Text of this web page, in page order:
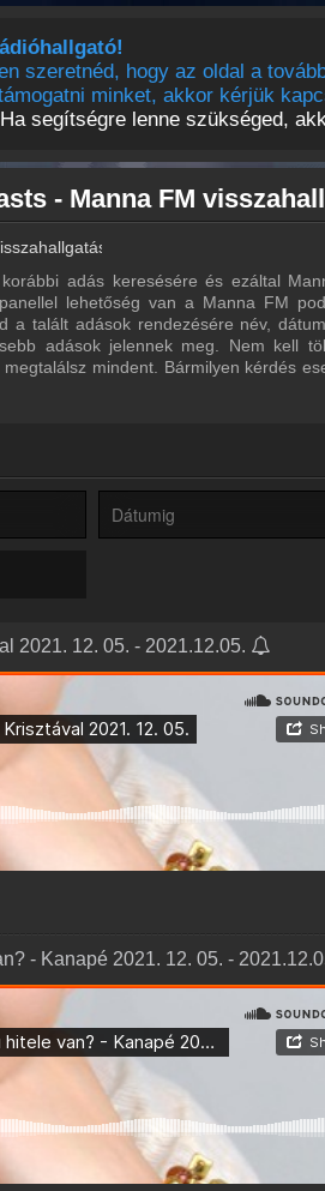
szeretnéd, hogy az oldal a
minket, akkor kérjük
Ha segítségre lenne szükséged,
adás keresésére és ezáltal
lehetőség van a Manna FM
a talált adások rendezésére név,
adások jelennek meg. Nem kell
mindent. Bármilyen kérdés
2021. 12. 05. - 2021.12.05.
- Kanapé 2021. 12. 05. -